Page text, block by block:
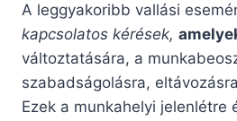
A leggyakoribb vallási
kapcsolatos kérések,
változtatására, a
szabadságolásra,
Ezek a munkahelyi jelenlétre